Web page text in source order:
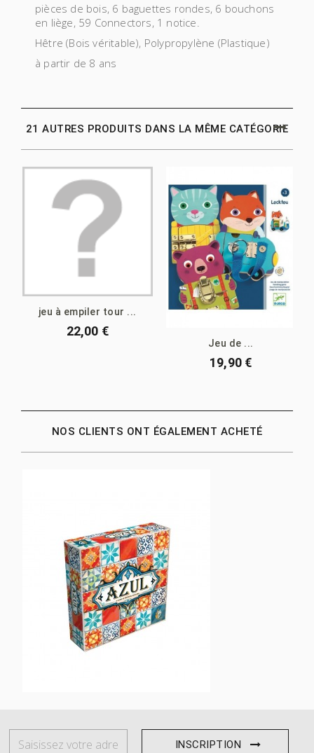
pièces de bois, 6 baguettes rondes, 6 bouchons
en liège, 59 Connectors, 1 notice.
Hêtre (Bois véritable), Polypropylène (Plastique)
à partir de 8 ans
21 AUTRES PRODUITS DANS LA MÊME CATÉGORIE
jeu à empiler tour ...
22,00 €
Jeu de ...
19,90 €
NOS CLIENTS ONT ÉGALEMENT ACHETÉ
39,90 € INSCRIPTION